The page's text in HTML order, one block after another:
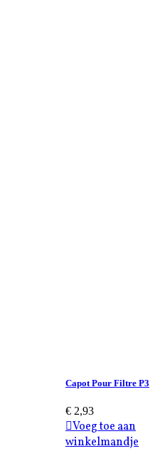
Capot Pour Filtre P3
€ 2,93
Voeg toe aan
winkelmandje